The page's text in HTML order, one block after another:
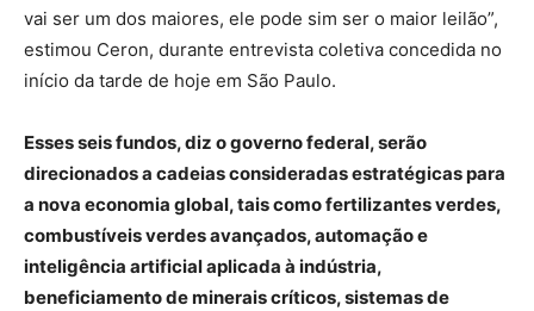
vai ser um dos maiores, ele pode sim ser o maior leilão”,
estimou Ceron, durante entrevista coletiva concedida no
início da tarde de hoje em São Paulo.
Esses seis fundos, diz o governo federal, serão
direcionados a cadeias consideradas estratégicas para
a nova economia global, tais como fertilizantes verdes,
combustíveis verdes avançados, automação e
inteligência artificial aplicada à indústria,
beneficiamento de minerais críticos, sistemas de